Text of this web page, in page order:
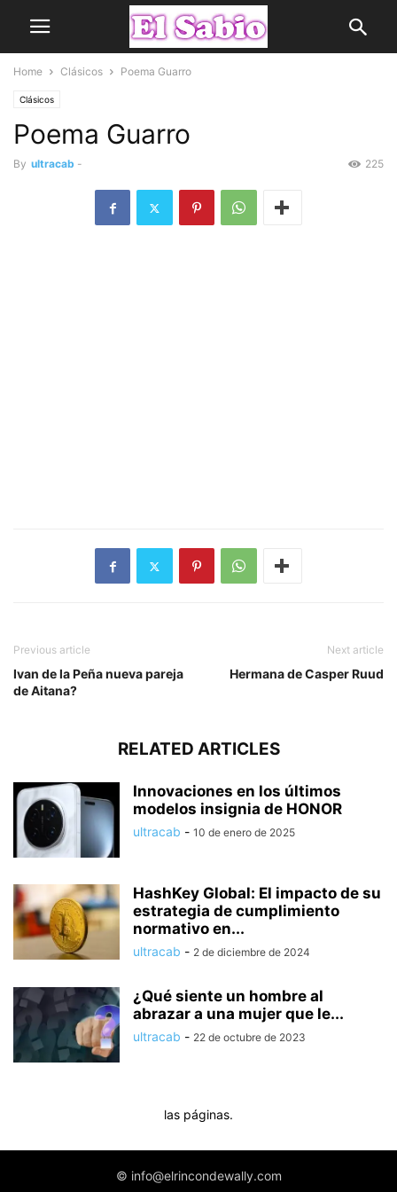
Home Clásicos Poema Guarro
Clásicos
Poema Guarro
By ultracab - 225
Previous article
Ivan de la Peña nueva pareja
de Aitana?
Next article
Hermana de Casper Ruud
RELATED ARTICLES
Innovaciones en los últimos
modelos insignia de HONOR
ultracab - 10 de enero de 2025
HashKey Global: El impacto de su
estrategia de cumplimiento
normativo en...
ultracab - 2 de diciembre de 2024
¿Qué siente un hombre al
abrazar a una mujer que le...
ultracab - 22 de octubre de 2023
las páginas.
© info@elrincondewally.com